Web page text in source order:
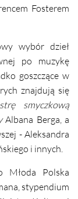
Fosterem
wybór dzieł
po muzykę
goszczące w
znajdują się
smyczkową
Albana Berga, a
- Aleksandra
i innych.
Młoda Polska
stypendium